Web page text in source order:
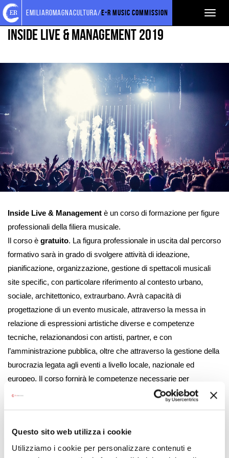
Questo sito web utilizza i cookie
Utilizziamo i cookie per personalizzare contenuti e
Torna
alla
home
page
Cerca
nel
sito
Salta
ai
contenuti
Salta
al
menu
principale
emiliaromagnacultura/E-R Music Commission
FORMAZIONE PROFESSIONALE
Inside Live & Management 2019
Inside Live & Management è un corso di formazione per figure
professionali della filiera musicale.
Il corso è gratuito. La figura professionale in uscita dal percorso
formativo sarà in grado di svolgere attività di ideazione,
pianificazione, organizzazione, gestione di spettacoli musicali
site specific, con particolare riferimento al contesto urbano,
sociale, architettonico, extraurbano. Avrà capacità di
progettazione di un evento musicale, attraverso la messa in
relazione di espressioni artistiche diverse e competenze
tecniche, relazionandosi con artisti, partner, e con
l’amministrazione pubblica, oltre che attraverso la gestione della
burocrazia legata agli eventi a livello locale, nazionale ed
europeo. Il corso fornirà le competenze necessarie per
sviluppare un percorso di avvio alla professione, e il taglio
autonomi.
Il corso sarà delladurata di 580 ore, di cui 460 ore di lezione in